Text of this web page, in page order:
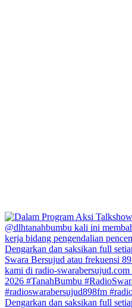
Dengarkan dan saksikan full